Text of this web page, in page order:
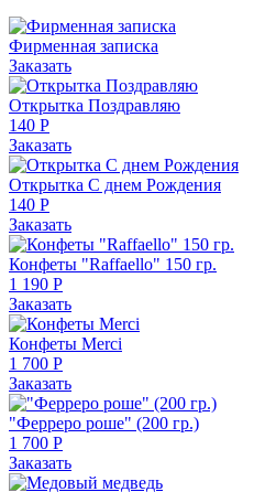
Фирменная записка
Заказать
Открытка Поздравляю
140 Р
Заказать
Открытка С днем Рождения
140 Р
Заказать
Конфеты "Raffaello" 150 гр.
1 190 Р
Заказать
Конфеты Merci
1 700 Р
Заказать
"Ферреро роше" (200 гр.)
1 700 Р
Заказать